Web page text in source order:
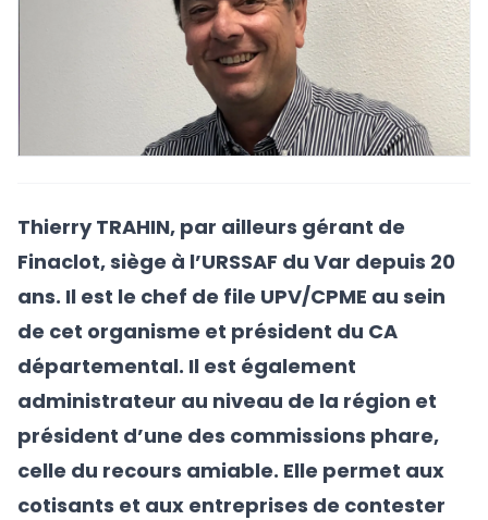
Thierry TRAHIN, par ailleurs gérant de
Finaclot, siège à l’URSSAF du Var depuis 20
ans. Il est le chef de file UPV/CPME au sein
de cet organisme et président du CA
départemental. Il est également
administrateur au niveau de la région et
président d’une des commissions phare,
celle du recours amiable. Elle permet aux
cotisants et aux entreprises de contester